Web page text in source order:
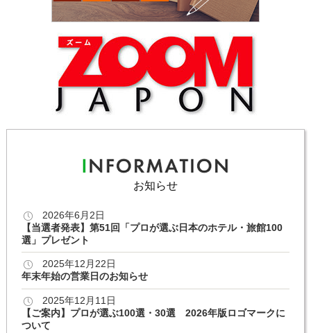
お知らせ
2026年6月2日
【当選者発表】第51回「プロが選ぶ日本のホテル・旅館100
選」プレゼント
2025年12月22日
年末年始の営業日のお知らせ
2025年12月11日
【ご案内】プロが選ぶ100選・30選 2026年版ロゴマークに
ついて